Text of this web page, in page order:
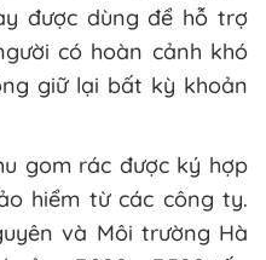
được dùng để hỗ trợ
có hoàn cảnh khó
giữ lại bất kỳ khoản
gom rác được ký hợp
hiểm từ các công ty.
và Môi trường Hà